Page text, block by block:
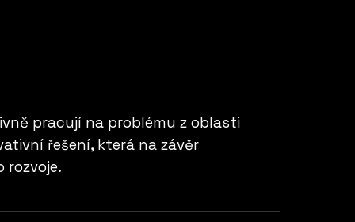
pracují na problému z oblasti
řešení, která na závěr
rozvoje.